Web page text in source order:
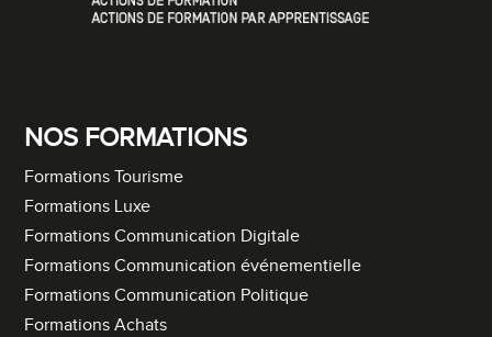
NOS FORMATIONS
Formations Tourisme
Formations Luxe
Formations Communication Digitale
Formations Communication événementielle
Formations Communication Politique
Formations Achats